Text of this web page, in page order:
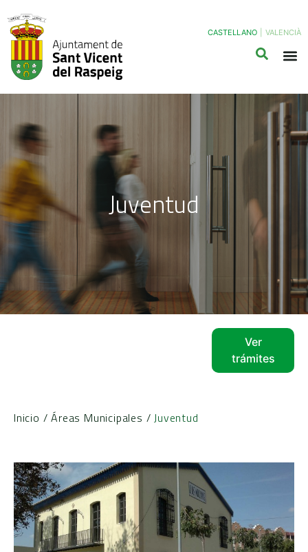
CASTELLANO VALENCIÀ
Juventud
Ver
trámites
Inicio /Áreas Municipales /Juventud